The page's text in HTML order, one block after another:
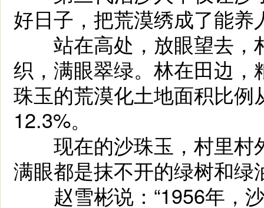
好日子，把荒漠绣成了能养
站在高处，放眼望去，
织，满眼翠绿。林在田边
珠玉的荒漠化土地面积比
12.3%。
现在的沙珠玉，村里村
满眼都是抹不开的绿树和绿
赵雪彬说：“1956年，沙